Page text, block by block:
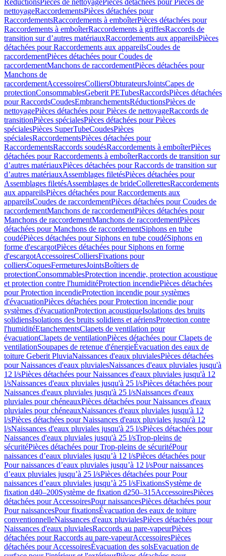
RéductionsPièces de nettoyagePièces détachées pour Pièces de
nettoyageRaccordementsPièces détachées pour
RaccordementsRaccordements à emboîterPièces détachées pour
Raccordements à emboîterRaccordements à griffesRaccords de
transition sur d’autres matériauxRaccordements aux appareilsPièces
détachées pour Raccordements aux appareilsCoudes de
raccordementPièces détachées pour Coudes de
raccordementManchons de raccordementPièces détachées pour
Manchons de
raccordementAccessoiresColliersObturateursJointsCapes de
protectionConsommablesGeberit PETubesRaccordsPièces détachées
pour RaccordsCoudesEmbranchementsRéductionsPièces de
nettoyagePièces détachées pour Pièces de nettoyageRaccords de
transitionPièces spécialesPièces détachées pour Pièces
spécialesPièces SuperTubeCoudesPièces
spécialesRaccordementsPièces détachées pour
RaccordementsRaccords soudésRaccordements à emboîterPièces
détachées pour Raccordements à emboîterRaccords de transition sur
d’autres matériauxPièces détachées pour Raccords de transition sur
d’autres matériauxAssemblages filetésPièces détachées pour
Assemblages filetésAssemblages de brideCollerettesRaccordements
aux appareilsPièces détachées pour Raccordements aux
appareilsCoudes de raccordementPièces détachées pour Coudes de
raccordementManchons de raccordementPièces détachées pour
Manchons de raccordementManchons de raccordementPièces
détachées pour Manchons de raccordementSiphons en tube
coudéPièces détachées pour Siphons en tube coudéSiphons en
forme d'escargotPièces détachées pour Siphons en forme
d'escargotAccessoiresColliersFixations pour
colliersCoquesFermeturesJointsBoîtiers de
protectionConsommablesProtection incendie, protection acoustique
et protection contre l'humiditéProtection incendiePièces détachées
pour Protection incendieProtection incendie pour systèmes
d'évacuationPièces détachées pour Protection incendie pour
systèmes d'évacuationProtection acoustiqueIsolations des bruits
solidiensIsolations des bruits solidiens et aériensProtection contre
l'humiditéEtanchementsClapets de ventilation pour
évacuationClapets de ventilationPièces détachées pour Clapets de
ventilationSoupapes de retenue d'énergieÉvacuation des eaux de
toiture Geberit PluviaNaissances d'eaux pluvialesPièces détachées
pour Naissances d'eaux pluvialesNaissances d'eaux pluviales jusqu'à
12 l/sPièces détachées pour Naissances d'eaux pluviales jusqu'à 12
l/sNaissances d'eaux pluviales jusqu'à 25 l/sPièces détachées pour
Naissances d'eaux pluviales jusqu'à 25 l/sNaissances d'eaux
pluviales pour chéneauxPièces détachées pour Naissances d'eaux
pluviales pour chéneauxNaissances d'eaux pluviales jusqu'à 12
l/sPièces détachées pour Naissances d'eaux pluviales jusqu'à 12
l/sNaissances d'eaux pluviales jusqu'à 25 l/sPièces détachées pour
Naissances d'eaux pluviales jusqu'à 25 l/sTrop-pleins de
sécuritéPièces détachées pour Trop-pleins de sécuritéPour
naissances d’eaux pluviales jusqu’à 12 l/sPièces détachées pour
Pour naissances d’eaux pluviales jusqu’à 12 l/sPour naissances
d’eaux pluviales jusqu’à 25 l/sPièces détachées pour Pour
naissances d’eaux pluviales jusqu’à 25 l/sFixationsSystème de
fixation d40–200Système de fixation d250–315AccessoiresPièces
détachées pour AccessoiresPour naissancesPièces détachées pour
Pour naissancesPour fixationsÉvacuation des eaux de toiture
conventionnelleNaissances d'eaux pluvialesPièces détachées pour
Naissances d'eaux pluvialesRaccords au pare-vapeurPièces
détachées pour Raccords au pare-vapeurAccessoiresPièces
détachées pour AccessoiresÉvacuation des solsEvacuation de